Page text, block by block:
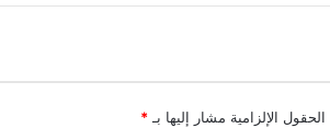
الحقول الإلزامية مشار إليها بـ *